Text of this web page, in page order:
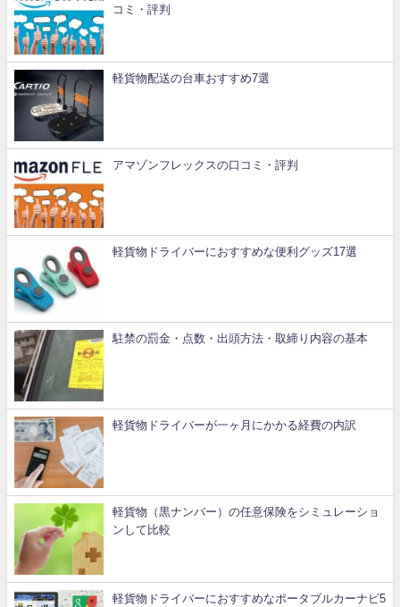
コミ・評判
軽貨物配送の台車おすすめ7選
アマゾンフレックスの口コミ・評判
軽貨物ドライバーにおすすめな便利グッズ17選
駐禁の罰金・点数・出頭方法・取締り内容の基本
軽貨物ドライバーが一ヶ月にかかる経費の内訳
軽貨物（黒ナンバー）の任意保険をシミュレーショ
ンして比較
軽貨物ドライバーにおすすめなポータブルカーナビ5